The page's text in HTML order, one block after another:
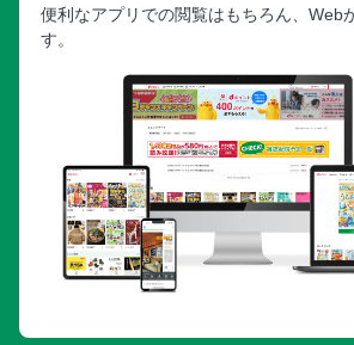
便利なアプリでの閲覧はもちろん、Web
す。